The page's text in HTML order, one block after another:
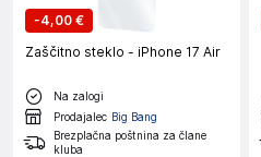
-4,00 €
Zaščitno steklo - iPhone 17 Air
Na zalogi
Prodajalec Big Bang
Brezplačna poštnina za člane
kluba